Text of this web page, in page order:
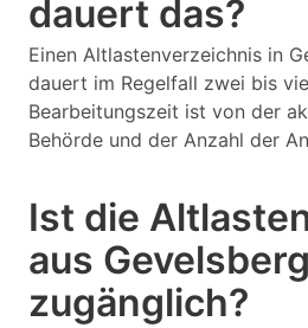
dauert das?
Einen Altlastenverzeichnis in
dauert im Regelfall zwei bis
Bearbeitungszeit ist von der
Behörde und der Anzahl der
Ist die
aus
zugänglich?